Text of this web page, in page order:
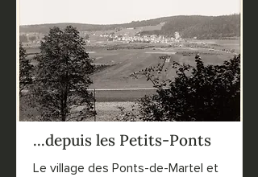
...depuis les Petits-Ponts
Le village des Ponts-de-Martel et